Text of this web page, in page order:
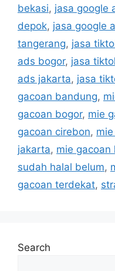
bekasi, jasa google
depok, jasa google
tangerang, jasa
ads bogor, jasa
ads jakarta, jasa
gacoan bandung,
gacoan bogor, mie
gacoan cirebon,
jakarta, mie gacoan
sudah halal belum,
gacoan terdekat,
Search